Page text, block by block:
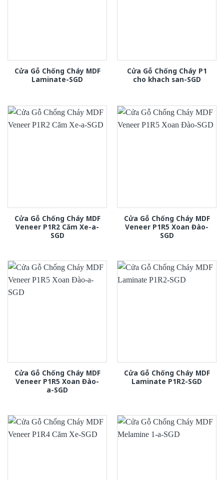
Cửa Gỗ Chống Cháy MDF
Laminate-SGD
Cửa Gỗ Chống Cháy P1
cho khach san-SGD
Cửa Gỗ Chống Cháy MDF
Veneer P1R2 Căm Xe-a-
SGD
Cửa Gỗ Chống Cháy MDF
Veneer P1R5 Xoan Đào-
SGD
Cửa Gỗ Chống Cháy MDF
Veneer P1R5 Xoan Đào-
a-SGD
Cửa Gỗ Chống Cháy MDF
Laminate P1R2-SGD